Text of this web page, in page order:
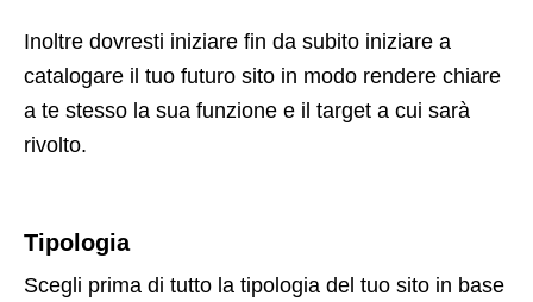
Inoltre dovresti iniziare fin da subito iniziare a
catalogare il tuo futuro sito in modo rendere chiare
a te stesso la sua funzione e il target a cui sarà
rivolto.
Tipologia
Scegli prima di tutto la tipologia del tuo sito in base